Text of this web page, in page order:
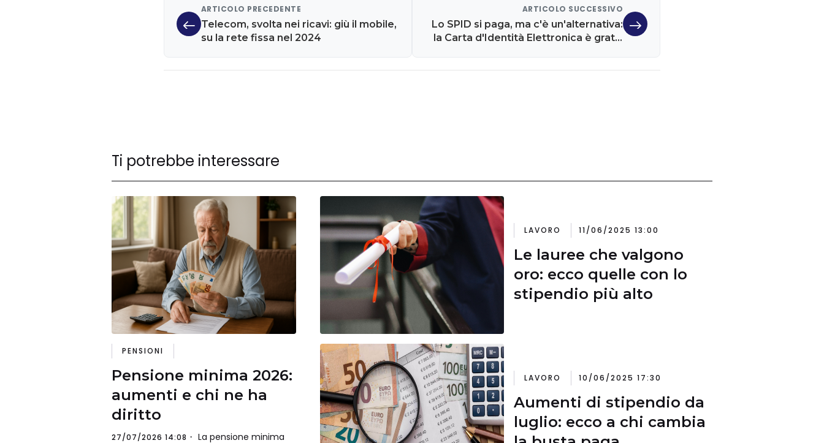
ARTICOLO PRECEDENTE
Telecom, svolta nei ricavi: giù il mobile,
su la rete fissa nel 2024
ARTICOLO SUCCESSIVO
Lo SPID si paga, ma c'è un'alternativa:
la Carta d'Identità Elettronica è gratis
Ti potrebbe interessare
PENSIONI
Pensione minima 2026:
aumenti e chi ne ha
diritto
27/07/2026 14:08 La pensione minima
LAVORO 11/06/2025 13:00
Le lauree che valgono
oro: ecco quelle con lo
stipendio più alto
LAVORO 10/06/2025 17:30
Aumenti di stipendio da
luglio: ecco a chi cambia